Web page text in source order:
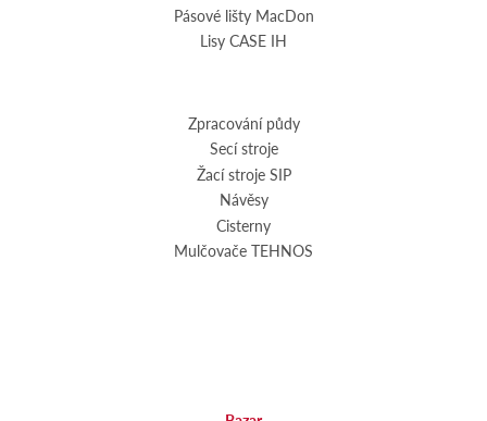
Pásové lišty MacDon
Lisy CASE IH
Zpracování půdy
Secí stroje
Žací stroje SIP
Návěsy
Cisterny
Mulčovače TEHNOS